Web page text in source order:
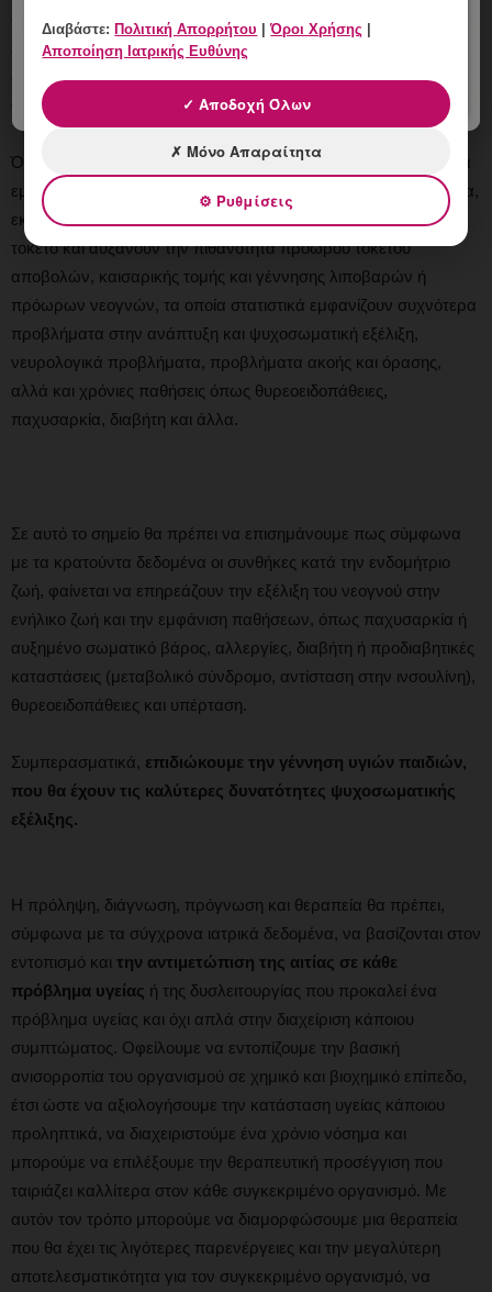
αυξημένη ηλικία της μητέρας, θυρεοειδοπάθειες ή άλλα
ενδροκρινολογικά προβλήματα, αυτοάνοσα νοσήματα, ο
διαβήτης και προδιαβητικές καταστάσεις όπως το μεταβολικό
σύνδρομο, καθώς και άλλα προβλήματα υγείας.
Όλα τα παραπάνω αποτελούν προδιαθετικούς παράγοντες για
εμφάνιση μητρικών επιπλοκών, όπως υπέρταση, προεκλαμψία,
εκλαμψία, διαβήτη κύησης, θρομβώσεις, αιμορραγία μετά τον
τοκετό και αυξάνουν την πιθανότητα πρόωρου τοκετού
αποβολών, καισαρικής τομής και γέννησης λιποβαρών ή
πρόωρων νεογνών, τα οποία στατιστικά εμφανίζουν συχνότερα
προβλήματα στην ανάπτυξη και ψυχοσωματική εξέλιξη,
νευρολογικά προβλήματα, προβλήματα ακοής και όρασης,
αλλά και χρόνιες παθήσεις όπως θυρεοειδοπάθειες,
παχυσαρκία, διαβήτη και άλλα.
Σε αυτό το σημείο θα πρέπει να επισημάνουμε πως σύμφωνα
με τα κρατούντα δεδομένα οι συνθήκες κατά την ενδομήτριο
ζωή, φαίνεται να επηρεάζουν την εξέλιξη του νεογνού στην
ενήλικο ζωή και την εμφάνιση παθήσεων, όπως παχυσαρκία ή
αυξημένο σωματικό βάρος, αλλεργίες, διαβήτη ή προδιαβητικές
καταστάσεις (μεταβολικό σύνδρομο, αντίσταση στην ινσουλίνη),
θυρεοειδοπάθειες και υπέρταση.
Συμπερασματικά, επιδιώκουμε την γέννηση υγιών παιδιών,
που θα έχουν τις καλύτερες δυνατότητες ψυχοσωματικής
εξέλιξης.
Η πρόληψη, διάγνωση, πρόγνωση και θεραπεία θα πρέπει,
σύμφωνα με τα σύγχρονα ιατρικά δεδομένα, να βασίζονται στον
εντοπισμό και την αντιμετώπιση της αιτίας σε κάθε
πρόβλημα υγείας ή της δυσλειτουργίας που προκαλεί ένα
πρόβλημα υγείας και όχι απλά στην διαχείριση κάποιου
συμπτώματος. Οφείλουμε να εντοπίζουμε την βασική
ανισορροπία του οργανισμού σε χημικό και βιοχημικό επίπεδο,
έτσι ώστε να αξιολογήσουμε την κατάσταση υγείας κάποιου
προληπτικά, να διαχειριστούμε ένα χρόνιο νόσημα και
μπορούμε να επιλέξουμε την θεραπευτική προσέγγιση που
ταιριάζει καλλίτερα στον κάθε συγκεκριμένο οργανισμό. Με
αυτόν τον τρόπο μπορούμε να διαμορφώσουμε μια θεραπεία
που θα έχει τις λιγότερες παρενέργειες και την μεγαλύτερη
αποτελεσματικότητα για τον συγκεκριμένο οργανισμό, να
Διαβάστε:Πολιτική Απορρήτου |Όροι Χρήσης |
Αποποίηση Ιατρικής Ευθύνης
✓ Αποδοχή Όλων
✗ Μόνο Απαραίτητα
⚙ Ρυθμίσεις